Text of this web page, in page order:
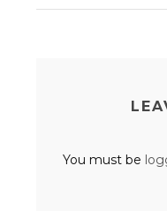
You must be